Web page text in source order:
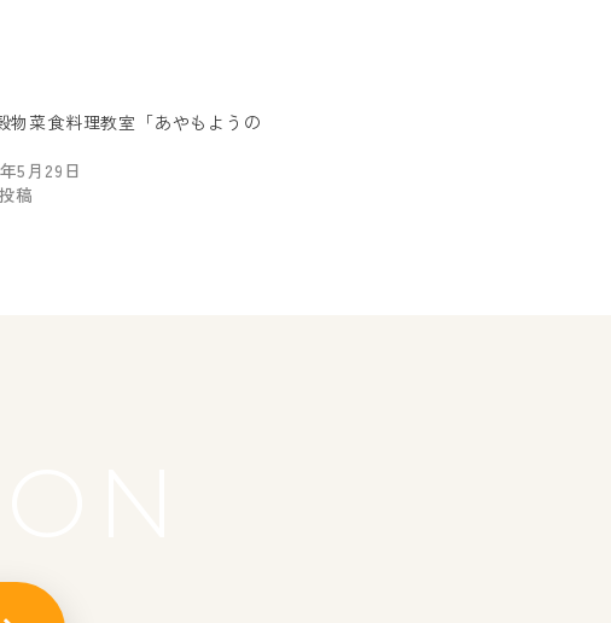
物菜食料理教室「あやもようの
5月29日
稿